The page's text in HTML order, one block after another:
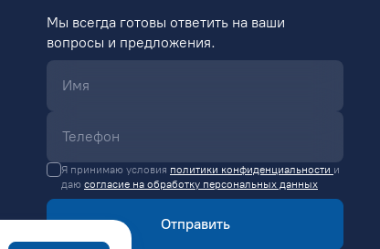
Мы всегда готовы ответить на ваши
вопросы и предложения.
Я принимаю условия политики конфиденциальности и
даю согласие на обработку персональных данных
Отправить